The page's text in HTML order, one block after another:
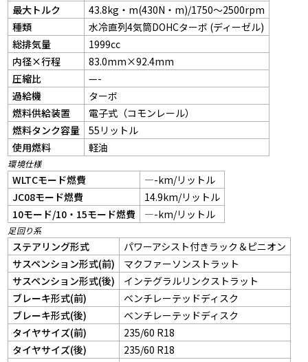
最大トルク
43.8kg・m(430N・m)/1750～2500rpm
種類
水冷直列4気筒DOHCターボ (ディーゼル)
総排気量
1999cc
内径×行程
83.0mm×92.4mm
圧縮比
—-
過給機
ターボ
燃料供給装置
電子式（コモンレール）
燃料タンク容量
55リットル
使用燃料
軽油
環境仕様
WLTCモード燃費
—-km/リットル
JC08モード燃費
14.9km/リットル
10モード/10・15モード燃費
—-km/リットル
足回り系
ステアリング形式
パワーアシスト付きラック＆ピニオン
サスペンション形式(前)
マクファーソンストラット
サスペンション形式(後)
インテグラルリンクストラット
ブレーキ形式(前)
ベンチレーテッドディスク
ブレーキ形式(後)
ベンチレーテッドディスク
タイヤサイズ(前)
235/60 R18
タイヤサイズ(後)
235/60 R18